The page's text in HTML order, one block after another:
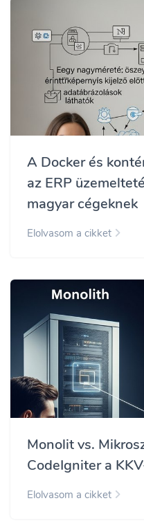
A Docker és
az ERP
magyar cégeknek
Elolvasom a cikket
Monolit vs.
CodeIgniter a
Elolvasom a cikket